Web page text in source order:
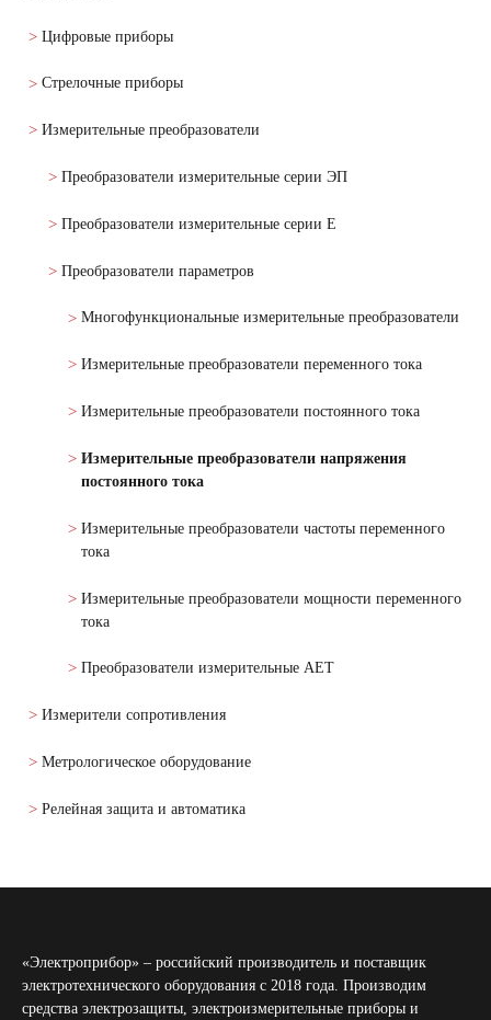
Цифровые приборы
Стрелочные приборы
Измерительные преобразователи
Преобразователи измерительные серии ЭП
Преобразователи измерительные серии Е
Преобразователи параметров
Многофункциональные измерительные преобразователи
Измерительные преобразователи переменного тока
Измерительные преобразователи постоянного тока
Измерительные преобразователи напряжения
постоянного тока
Измерительные преобразователи частоты переменного
тока
Измерительные преобразователи мощности переменного
тока
Преобразователи измерительные АЕТ
Измерители сопротивления
Метрологическое оборудование
Релейная защита и автоматика
«Электроприбор» – российский производитель и поставщик
электротехнического оборудования с 2018 года. Производим
средства электрозащиты, электроизмерительные приборы и